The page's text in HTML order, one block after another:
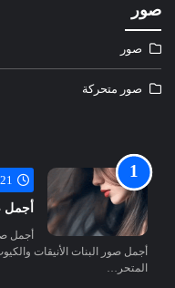
صور
صور
صور متحركة
21 يونيو 2026
أجمل
أجمل
أجمل صور البنات الأنيقات
المتحر…